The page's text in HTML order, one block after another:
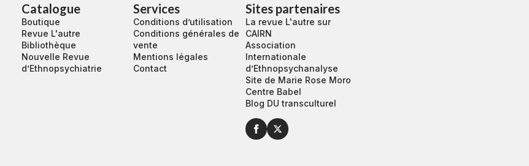
Catalogue
Boutique
Revue L'autre
Bibliothèque
Nouvelle Revue
d’Ethnopsychiatrie
Services
Conditions d’utilisation
Conditions générales de
vente
Mentions légales
Contact
Sites partenaires
La revue L'autre sur
CAIRN
Association
Internationale
d’Ethnopsychanalyse
Site de Marie Rose Moro
Centre Babel
Blog DU transculturel